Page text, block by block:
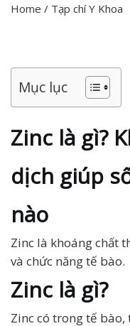
Home / Tạp chí Y Khoa
Mục lục
Zinc là gì?
dịch giúp
nào
Zinc là khoáng chất
và chức năng tế bào.
Zinc là gì?
Zinc có trong tế bào,